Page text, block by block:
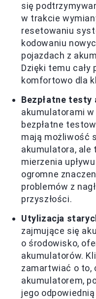
się
w trakcie
resetowaniu
kodowaniu
pojazdach z
Dzięki temu cały
komfortowo dla
Bezpłatne testy
akumulatorami
bezpłatne
mają możliwość
akumulatora, ale
mierzenia
ogromne
problemów z
przyszłości.
Utylizacja
zajmujące się
o środowisko,
akumulatorów.
zamartwiać o to,
akumulatorem,
jego